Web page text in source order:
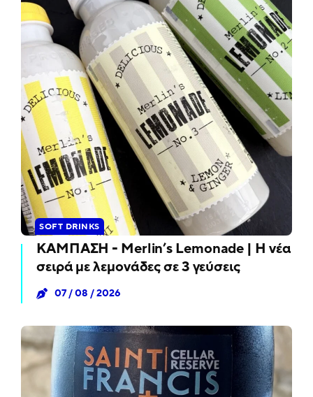
SOFT DRINKS
ΚΑΜΠΑΣΗ - Merlin’s Lemonade | Η νέα
σειρά με λεμονάδες σε 3 γεύσεις
07 / 08 / 2026